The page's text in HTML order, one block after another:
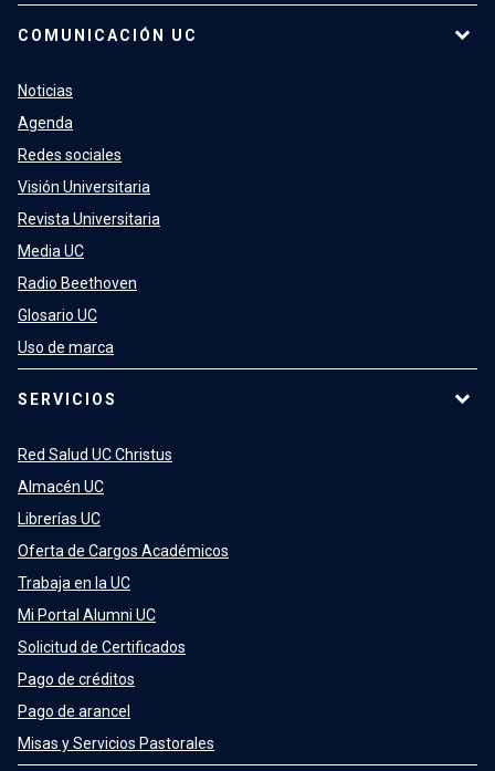
COMUNICACIÓN UC
Noticias
Agenda
Redes sociales
Visión Universitaria
Revista Universitaria
Media UC
Radio Beethoven
Glosario UC
Uso de marca
SERVICIOS
Red Salud UC Christus
Almacén UC
Librerías UC
Oferta de Cargos Académicos
Trabaja en la UC
Mi Portal Alumni UC
Solicitud de Certificados
Pago de créditos
Pago de arancel
Misas y Servicios Pastorales